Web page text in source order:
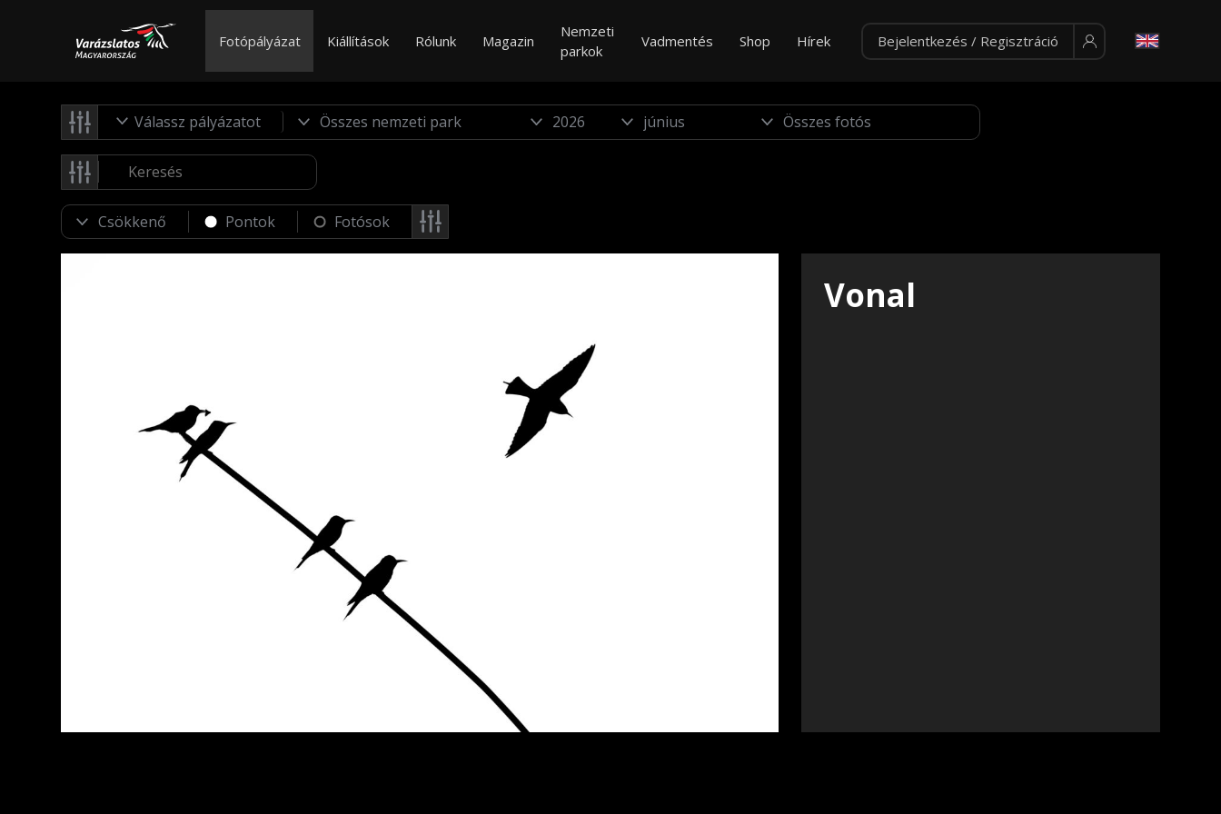
Fotópályázat Kiállítások Rólunk Magazin
Nemzeti
parkok
Vadmentés Shop Hírek Bejelentkezés / Regisztráció
Válassz pályázatot
Pontok Fotósok
Vonal